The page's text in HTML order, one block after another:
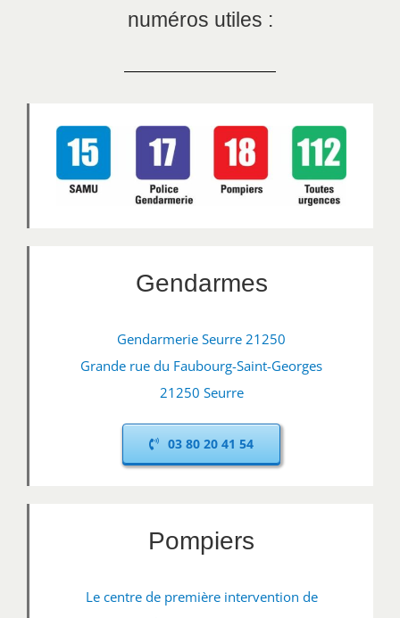
numéros utiles :
Gendarmes
Gendarmerie Seurre 21250
Grande rue du Faubourg-Saint-Georges
21250 Seurre
03 80 20 41 54
Pompiers
Le centre de première intervention de